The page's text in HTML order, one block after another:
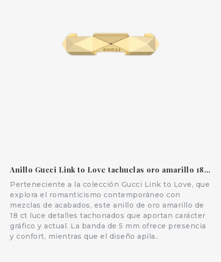
Anillo Gucci Link to Love tachuelas oro amarillo 18 ct apilable
Perteneciente a la colección Gucci Link to Love, que
explora el romanticismo contemporáneo con
mezclas de acabados, este anillo de oro amarillo de
18 ct luce detalles tachonados que aportan carácter
gráfico y actual. La banda de 5 mm ofrece presencia
y confort, mientras que el diseño apila..